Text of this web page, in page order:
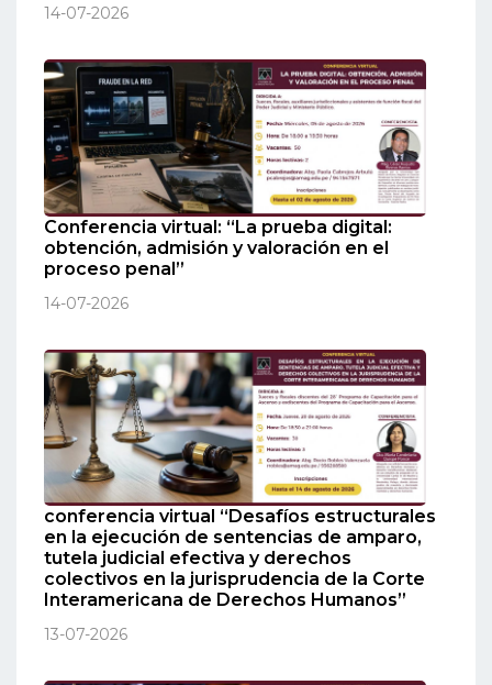
14-07-2026
Conferencia virtual: “La prueba digital:
obtención, admisión y valoración en el
proceso penal”
14-07-2026
conferencia virtual “Desafíos estructurales
en la ejecución de sentencias de amparo,
tutela judicial efectiva y derechos
colectivos en la jurisprudencia de la Corte
Interamericana de Derechos Humanos”
13-07-2026